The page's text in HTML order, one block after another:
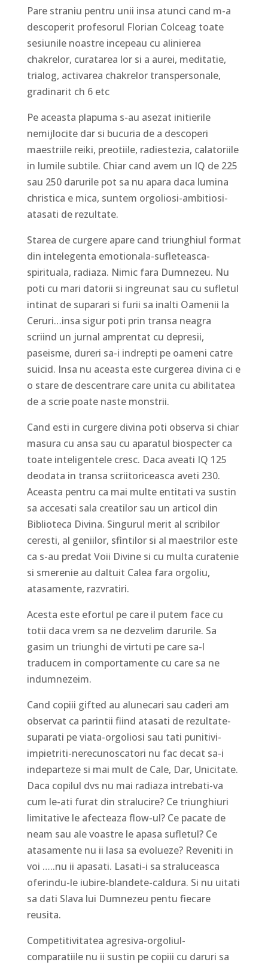
Pare straniu pentru unii insa atunci cand m-a
descoperit profesorul Florian Colceag toate
sesiunile noastre incepeau cu alinierea
chakrelor, curatarea lor si a aurei, meditatie,
trialog, activarea chakrelor transpersonale,
gradinarit ch 6 etc
Pe aceasta plapuma s-au asezat initierile
nemijlocite dar si bucuria de a descoperi
maestriile reiki, preotiile, radiestezia, calatoriile
in lumile subtile. Chiar cand avem un IQ de 225
sau 250 darurile pot sa nu apara daca lumina
christica e mica, suntem orgoliosi-ambitiosi-
atasati de rezultate.
Starea de curgere apare cand triunghiul format
din intelegenta emotionala-sufleteasca-
spirituala, radiaza. Nimic fara Dumnezeu. Nu
poti cu mari datorii si ingreunat sau cu sufletul
intinat de suparari si furii sa inalti Oamenii la
Ceruri…insa sigur poti prin transa neagra
scriind un jurnal amprentat cu depresii,
paseisme, dureri sa-i indrepti pe oameni catre
suicid. Insa nu aceasta este curgerea divina ci e
o stare de descentrare care unita cu abilitatea
de a scrie poate naste monstrii.
Cand esti in curgere divina poti observa si chiar
masura cu ansa sau cu aparatul biospecter ca
toate inteligentele cresc. Daca aveati IQ 125
deodata in transa scriitoriceasca aveti 230.
Aceasta pentru ca mai multe entitati va sustin
sa accesati sala creatilor sau un articol din
Biblioteca Divina. Singurul merit al scribilor
ceresti, al geniilor, sfintilor si al maestrilor este
ca s-au predat Voii Divine si cu multa curatenie
si smerenie au daltuit Calea fara orgoliu,
atasamente, razvratiri.
Acesta este efortul pe care il putem face cu
totii daca vrem sa ne dezvelim darurile. Sa
gasim un triunghi de virtuti pe care sa-l
traducem in comportamente cu care sa ne
indumnezeim.
Cand copiii gifted au alunecari sau caderi am
observat ca parintii fiind atasati de rezultate-
suparati pe viata-orgoliosi sau tati punitivi-
impietriti-nerecunoscatori nu fac decat sa-i
indeparteze si mai mult de Cale, Dar, Unicitate.
Daca copilul dvs nu mai radiaza intrebati-va
cum le-ati furat din stralucire? Ce triunghiuri
limitative le afecteaza flow-ul? Ce pacate de
neam sau ale voastre le apasa sufletul? Ce
atasamente nu ii lasa sa evolueze? Reveniti in
voi …..nu ii apasati. Lasati-i sa straluceasca
oferindu-le iubire-blandete-caldura. Si nu uitati
sa dati Slava lui Dumnezeu pentu fiecare
reusita.
Competitivitatea agresiva-orgoliul-
comparatiile nu ii sustin pe copiii cu daruri sa